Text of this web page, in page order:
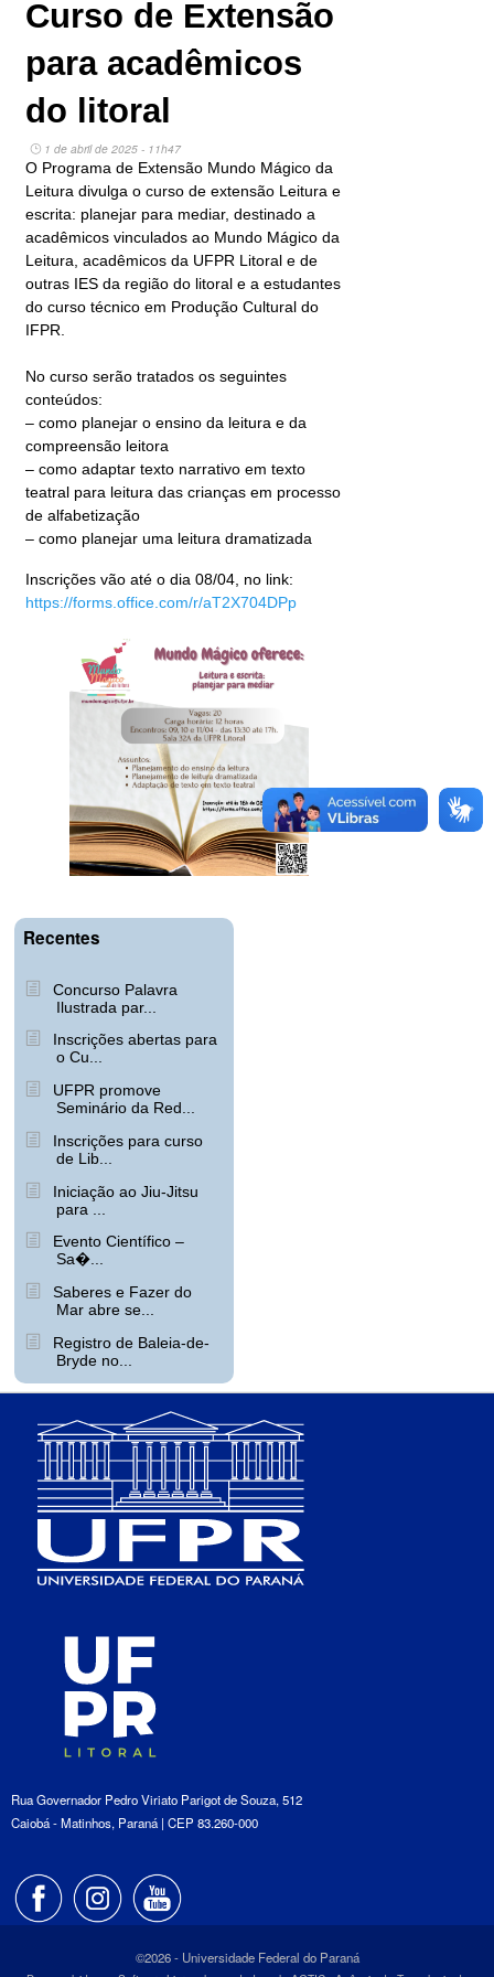
Curso de Extensão
para acadêmicos
do litoral
1 de abril de 2025 - 11h47
O Programa de Extensão Mundo Mágico da
Leitura divulga o curso de extensão Leitura e
escrita: planejar para mediar, destinado a
acadêmicos vinculados ao Mundo Mágico da
Leitura, acadêmicos da UFPR Litoral e de
outras IES da região do litoral e a estudantes
do curso técnico em Produção Cultural do
IFPR.
No curso serão tratados os seguintes
conteúdos:
– como planejar o ensino da leitura e da
compreensão leitora
– como adaptar texto narrativo em texto
teatral para leitura das crianças em processo
de alfabetização
– como planejar uma leitura dramatizada
Inscrições vão até o dia 08/04, no link:
https://forms.office.com/r/aT2X704DPp
Recentes
Concurso Palavra
Ilustrada par...
Inscrições abertas para
o Cu...
UFPR promove
Seminário da Red...
Inscrições para curso
de Lib...
Iniciação ao Jiu-Jitsu
para ...
Evento Científico –
Sa�...
Saberes e Fazer do
Mar abre se...
Registro de Baleia-de-
Bryde no...
Rua Governador Pedro Viriato Parigot de Souza, 512
Caiobá - Matinhos, Paraná | CEP 83.260-000
©2026 - Universidade Federal do Paraná